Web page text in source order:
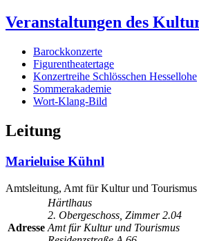
Veranstaltungen des
Barockkonzerte
Figurentheatertage
Konzertreihe Schlösschen Hessellohe
Sommerakademie
Wort-Klang-Bild
Leitung
Marieluise Kühnl
Amtsleitung, Amt für Kultur und Tourismus
Adresse
Härtlhaus
2. Obergeschoss, Zimmer 2.04
Amt für Kultur und Tourismus